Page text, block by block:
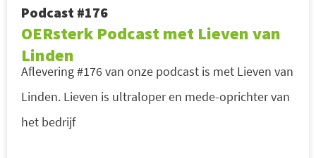
Podcast #176
OERsterk Podcast met Lieven van
Linden
Aflevering #176 van onze podcast is met Lieven van
Linden. Lieven is ultraloper en mede-oprichter van
het bedrijf